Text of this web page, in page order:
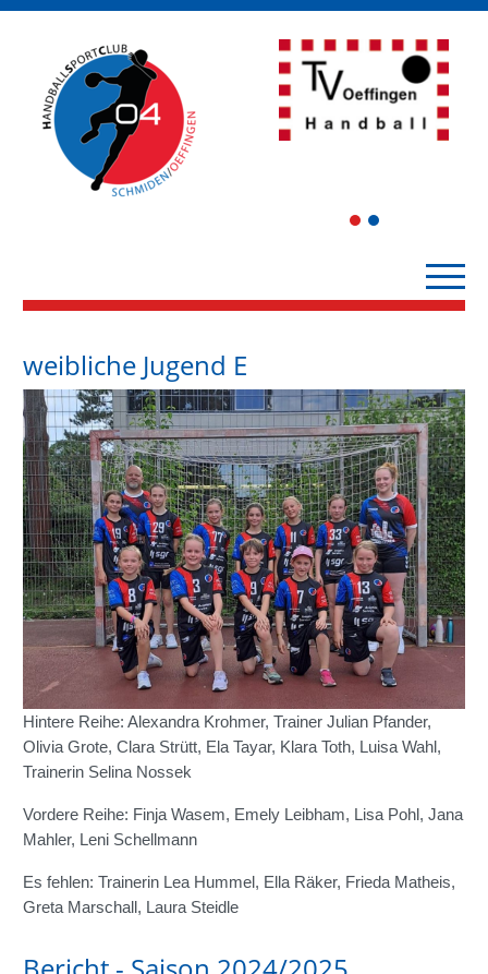
1 2
weibliche Jugend E
Hintere Reihe: Alexandra Krohmer, Trainer Julian Pfander,
Olivia Grote, Clara Strütt, Ela Tayar, Klara Toth, Luisa Wahl,
Trainerin Selina Nossek
Vordere Reihe: Finja Wasem, Emely Leibham, Lisa Pohl, Jana
Mahler, Leni Schellmann
Es fehlen: Trainerin Lea Hummel, Ella Räker, Frieda Matheis,
Greta Marschall, Laura Steidle